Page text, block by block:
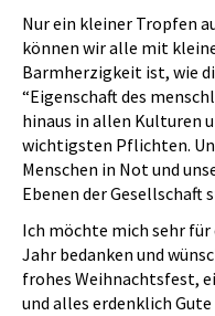
Nur ein kleiner Tropfen
können wir alle mit
Barmherzigkeit ist, wie
“Eigenschaft des
hinaus in allen Kulturen
wichtigsten Pflichten.
Menschen in Not und
Ebenen der Gesellschaft
Ich möchte mich sehr
Jahr bedanken und
frohes Weihnachtsfest,
und alles erdenklich